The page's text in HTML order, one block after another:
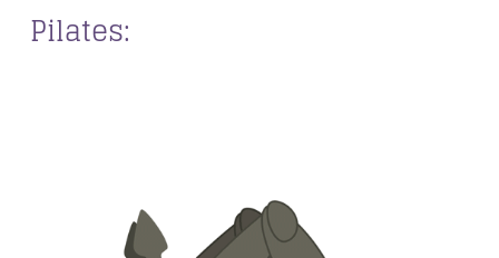
Pilates: